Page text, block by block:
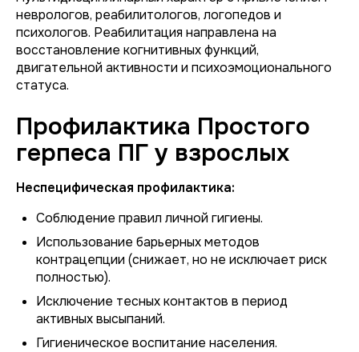
неврологов, реабилитологов, логопедов и
психологов. Реабилитация направлена на
восстановление когнитивных функций,
двигательной активности и психоэмоционального
статуса.
Профилактика Простого
герпеса ПГ у взрослых
Неспецифическая профилактика:
Соблюдение правил личной гигиены.
Использование барьерных методов
контрацепции (снижает, но не исключает риск
полностью).
Исключение тесных контактов в период
активных высыпаний.
Гигиеническое воспитание населения.